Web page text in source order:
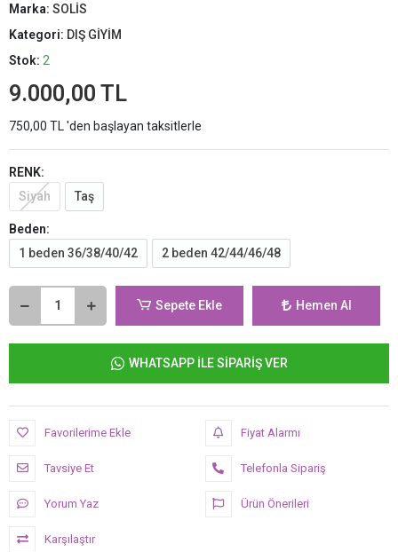
Marka: SOLİS
Kategori: DIŞ GİYİM
Stok: 2
9.000,00 TL
750,00 TL 'den başlayan taksitlerle
RENK:
Siyah
Taş
Beden:
1 beden 36/38/40/42
2 beden 42/44/46/48
Sepete Ekle Hemen Al
WHATSAPP İLE SİPARİŞ VER
Favorilerime Ekle
Tavsiye Et
Yorum Yaz
Karşılaştır
Fiyat Alarmı
Telefonla Sipariş
Ürün Önerileri